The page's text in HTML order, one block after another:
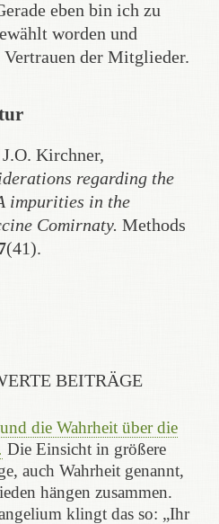
eben bin ich zu
worden und
der Mitglieder.
Kirchner,
regarding the
impurities in the
Comirnaty. Methods
(41).
BEITRÄGE
die Wahrheit über die
Die Einsicht in größere
auch Wahrheit genannt,
hängen zusammen.
klingt das so: „Ihr